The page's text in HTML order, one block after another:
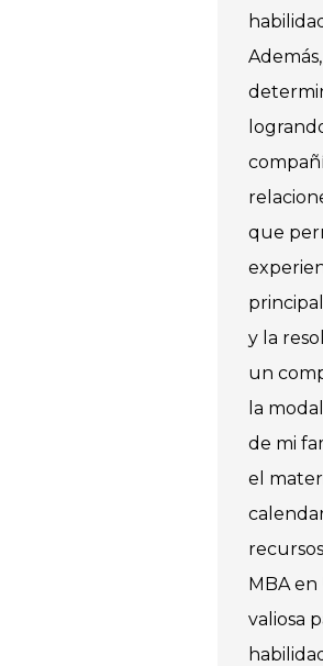
que
y la
un
la
de mi
el
MBA en
valiosa